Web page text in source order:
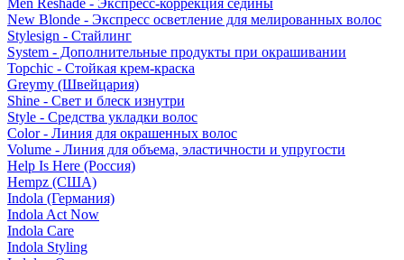
Men Reshade - Экспресс-коррекция седины
New Blonde - Экспресс осветление для мелированных волос
Stylesign - Стайлинг
System - Дополнительные продукты при окрашивании
Topchic - Стойкая крем-краска
Greymy (Швейцария)
Shine - Свет и блеск изнутри
Style - Средства укладки волос
Color - Линия для окрашенных волос
Volume - Линия для объема, эластичности и упругости
Help Is Here (Россия)
Hempz (США)
Indola (Германия)
Indola Act Now
Indola Care
Indola Styling